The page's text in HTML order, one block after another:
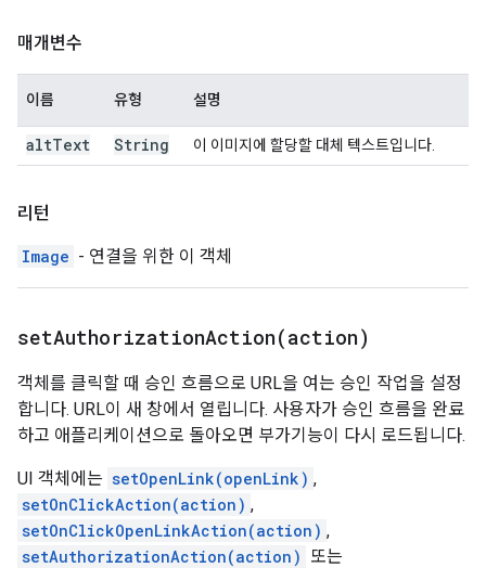
매개변수
이름 유형 설명
altText String 이 이미지에 할당할 대체 텍스트입니다.
리턴
Image - 연결을 위한 이 객체
setAuthorizationAction(action)
객체를 클릭할 때 승인 흐름으로 URL을 여는 승인 작업을 설정
합니다. URL이 새 창에서 열립니다. 사용자가 승인 흐름을 완료
하고 애플리케이션으로 돌아오면 부가기능이 다시 로드됩니다.
UI 객체에는 setOpenLink(openLink) ,
setOnClickAction(action) ,
setOnClickOpenLinkAction(action) ,
setAuthorizationAction(action) 또는